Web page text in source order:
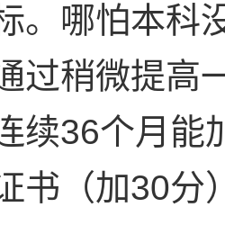
。哪怕本科
过稍微提高
续36个月能
书（加30分